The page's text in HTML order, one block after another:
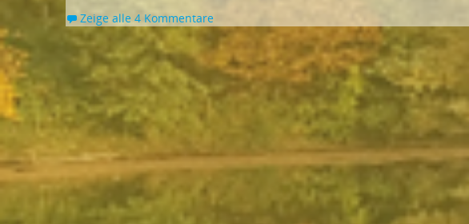
Zeige alle 4 Kommentare